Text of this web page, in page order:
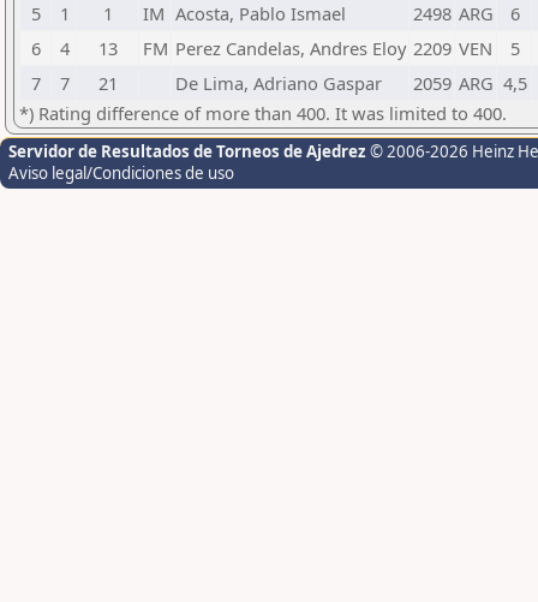
5
1 1 IM Acosta, Pablo Ismael 2498 ARG
6
6
4 13 FM Perez Candelas, Andres Eloy 2209 VEN
5
7
7 21 De Lima, Adriano Gaspar 2059 ARG 4,5
*) Rating difference of more than 400. It was limited to 400.
Servidor de Resultados de Torneos de Ajedrez © 2006-2026 Heinz
Aviso legal/Condiciones de uso